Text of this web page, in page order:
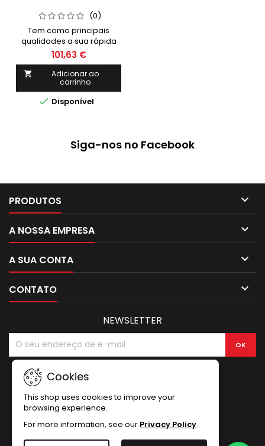
(0)
Tem como principais
qualidades a sua rápida
ação. Remove a sujidade
mais difiçil dos poros. Não
deixa resíduos de pó sobre
as superçies acelerando a
secagem. Uso: puro ou
diluído até 15 partes de
101,63 €

Adicionar ao
carrinho
 Disponível
Siga-nos no Facebook
PRODUTOS 
A NOSSA EMPRESA 
A SUA CONTA 
CONTATO 
Cookies
This shop uses cookies to improve your
browsing experience.
For more information, see our Privacy Policy.
NEWSLETTER